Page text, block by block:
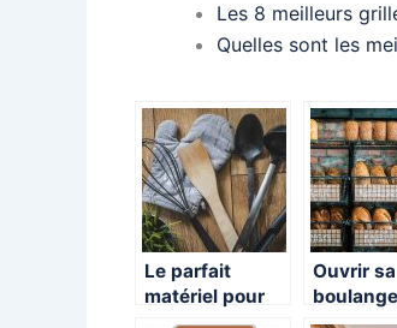
Les 8 meilleurs
Quelles sont les
Le parfait
matériel pour
un gourmand
Ouvrir sa
secrets